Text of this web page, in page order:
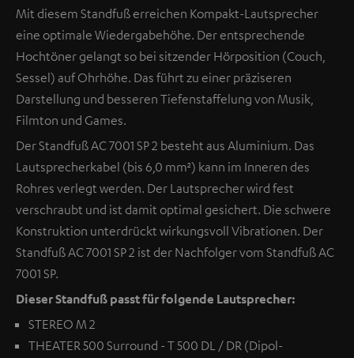
Mit diesem Standfuß erreichen Kompakt-Lautsprecher
eine optimale Wiedergabehöhe. Der entsprechende
Hochtöner gelangt so bei sitzender Hörposition (Couch,
Sessel) auf Ohrhöhe. Das führt zu einer präziseren
Darstellung und besseren Tiefenstaffelung von Musik,
Filmton und Games.
Der Standfuß AC 7001 SP 2 besteht aus Aluminium. Das
Lautsprecherkabel (bis 6,0 mm²) kann im Inneren des
Rohres verlegt werden. Der Lautsprecher wird fest
verschraubt und ist damit optimal gesichert. Die schwere
Konstruktion unterdrückt wirkungsvoll Vibrationen. Der
Standfuß AC 7001 SP 2 ist der Nachfolger vom Standfuß AC
7001 SP.
Dieser Standfuß passt für folgende Lautsprecher:
STEREO M 2
THEATER 500 Surround - T 500 DL / DR (Dipol-